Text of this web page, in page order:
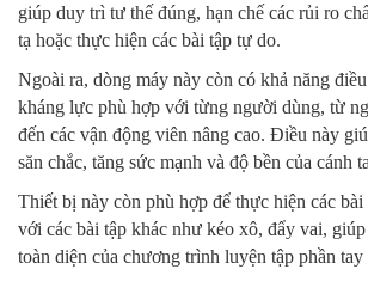
giúp duy trì tư thế đúng, hạn chế các rủi ro
tạ hoặc thực hiện các bài tập tự do.
Ngoài ra, dòng máy này còn có khả năng
kháng lực phù hợp với từng người dùng, từ
đến các vận động viên nâng cao. Điều này
săn chắc, tăng sức mạnh và độ bền của cánh
Thiết bị này còn phù hợp để thực hiện các
với các bài tập khác như kéo xô, đẩy vai, giúp
toàn diện của chương trình luyện tập phần